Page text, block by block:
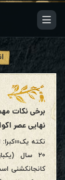
برخی نکات
نهایی عصر
نکته
20 سال
کانجانکشنی